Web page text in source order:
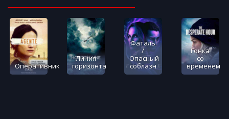
Оперативник
Линия
горизонта
Фаталь
/
Опасный
соблазн
Гонка
со
временем